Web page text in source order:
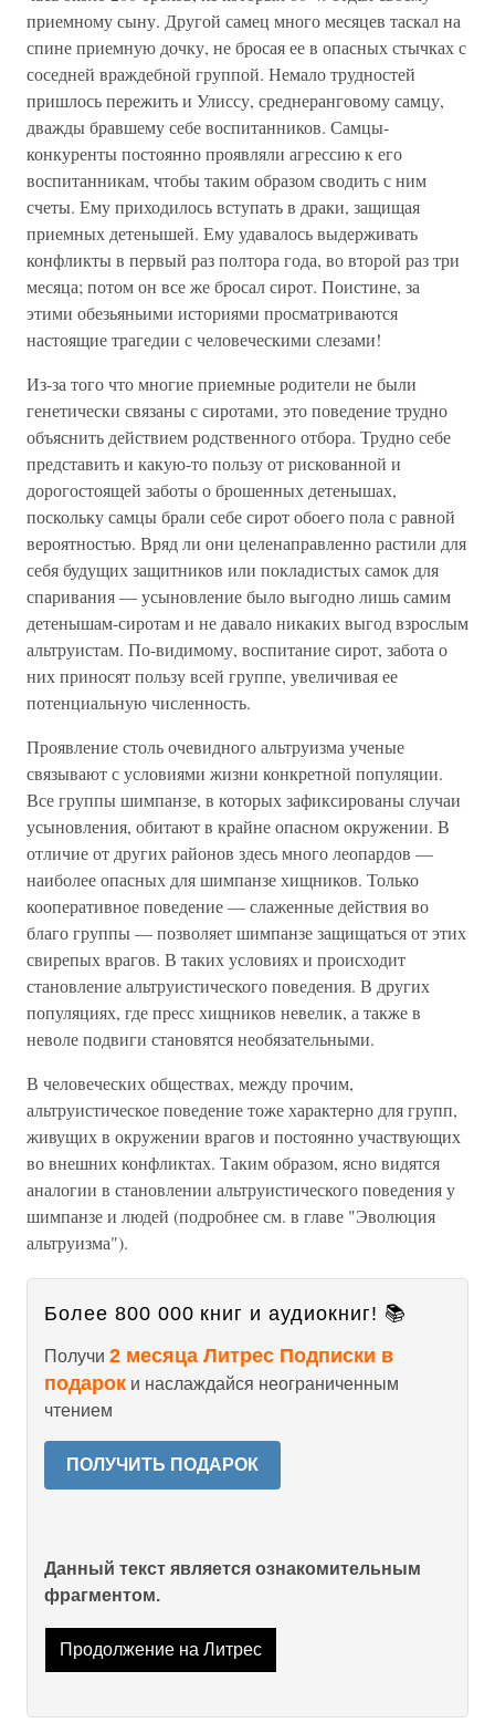
приемному сыну. Другой самец много месяцев таскал на
спине приемную дочку, не бросая ее в опасных стычках с
соседней враждебной группой. Немало трудностей
пришлось пережить и Улиссу, среднеранговому самцу,
дважды бравшему себе воспитанников. Самцы-
конкуренты постоянно проявляли агрессию к его
воспитанникам, чтобы таким образом сводить с ним
счеты. Ему приходилось вступать в драки, защищая
приемных детенышей. Ему удавалось выдерживать
конфликты в первый раз полтора года, во второй раз три
месяца; потом он все же бросал сирот. Поистине, за
этими обезьяньими историями просматриваются
настоящие трагедии с человеческими слезами!
Из-за того что многие приемные родители не были
генетически связаны с сиротами, это поведение трудно
объяснить действием родственного отбора. Трудно себе
представить и какую-то пользу от рискованной и
дорогостоящей заботы о брошенных детенышах,
поскольку самцы брали себе сирот обоего пола с равной
вероятностью. Вряд ли они целенаправленно растили для
себя будущих защитников или покладистых самок для
спаривания — усыновление было выгодно лишь самим
детенышам-сиротам и не давало никаких выгод взрослым
альтруистам. По-видимому, воспитание сирот, забота о
них приносят пользу всей группе, увеличивая ее
потенциальную численность.
Проявление столь очевидного альтруизма ученые
связывают с условиями жизни конкретной популяции.
Все группы шимпанзе, в которых зафиксированы случаи
усыновления, обитают в крайне опасном окружении. В
отличие от других районов здесь много леопардов —
наиболее опасных для шимпанзе хищников. Только
кооперативное поведение — слаженные действия во
благо группы — позволяет шимпанзе защищаться от этих
свирепых врагов. В таких условиях и происходит
становление альтруистического поведения. В других
популяциях, где пресс хищников невелик, а также в
неволе подвиги становятся необязательными.
В человеческих обществах, между прочим,
альтруистическое поведение тоже характерно для групп,
живущих в окружении врагов и постоянно участвующих
во внешних конфликтах. Таким образом, ясно видятся
аналогии в становлении альтруистического поведения у
шимпанзе и людей (подробнее см. в главе "Эволюция
альтруизма").
Более 800 000 книг и аудиокниг! 📚
Получи 2 месяца Литрес Подписки в
подарок и наслаждайся неограниченным
чтением
ПОЛУЧИТЬ ПОДАРОК
Данный текст является ознакомительным
фрагментом.
Продолжение на Литрес